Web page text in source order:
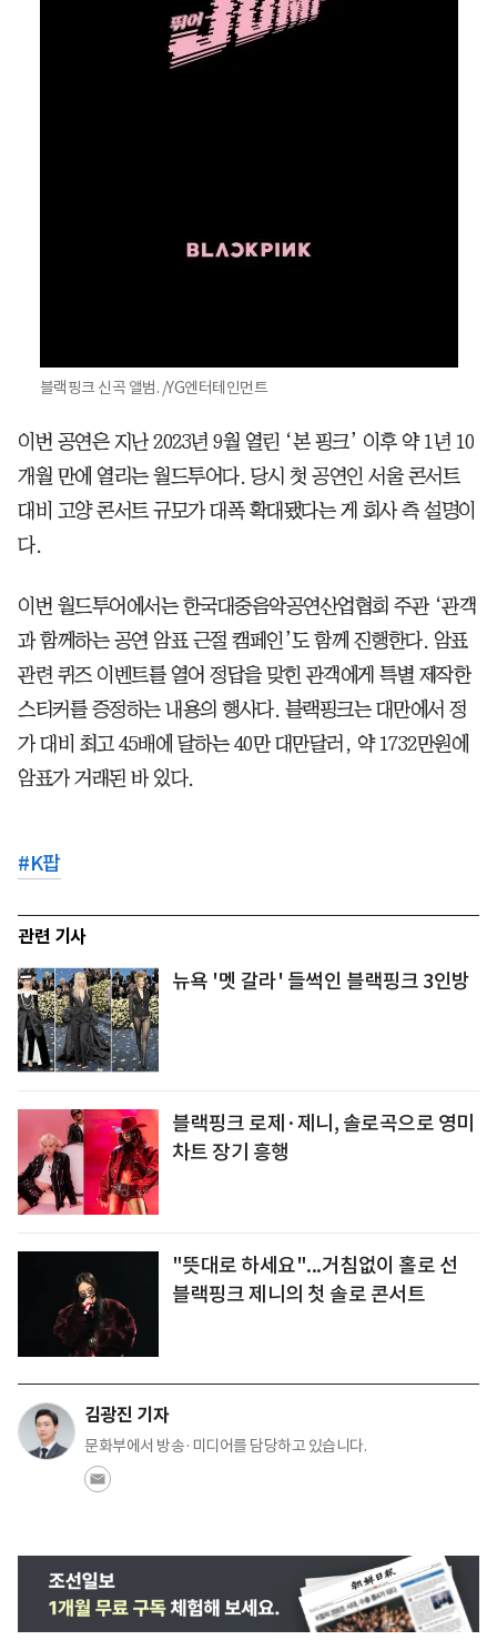
블랙핑크 신곡 앨범. /YG엔터테인먼트
이번 공연은 지난 2023년 9월 열린 ‘본 핑크’ 이후 약 1년 10
개월 만에 열리는 월드투어다. 당시 첫 공연인 서울 콘서트
대비 고양 콘서트 규모가 대폭 확대됐다는 게 회사 측 설명이
다.
이번 월드투어에서는 한국대중음악공연산업협회 주관 ‘관객
과 함께하는 공연 암표 근절 캠페인’도 함께 진행한다. 암표
관련 퀴즈 이벤트를 열어 정답을 맞힌 관객에게 특별 제작한
스티커를 증정하는 내용의 행사다. 블랙핑크는 대만에서 정
가 대비 최고 45배에 달하는 40만 대만달러, 약 1732만원에
암표가 거래된 바 있다.
#K팝
관련 기사
뉴욕 '멧 갈라' 들썩인 블랙핑크 3인방
블랙핑크 로제·제니, 솔로곡으로 영미
차트 장기 흥행
"뜻대로 하세요"...거침없이 홀로 선
블랙핑크 제니의 첫 솔로 콘서트
김광진 기자
문화부에서 방송·미디어를 담당하고 있습니다.